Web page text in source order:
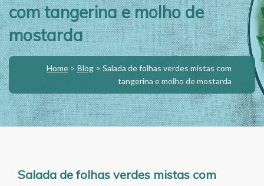
BLOG
FALE CONOSCO
com tangerina e molho de
mostarda
Home > Blog > Salada de folhas verdes mistas com
tangerina e molho de mostarda
Salada de folhas verdes mistas com